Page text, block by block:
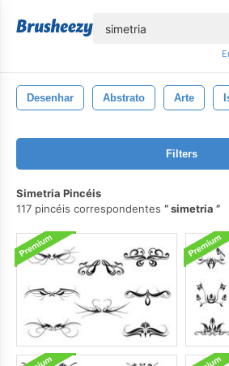
Desenhar Abstrato Arte
Filters
Simetria Pincéis
117 pincéis correspondentes
simetria